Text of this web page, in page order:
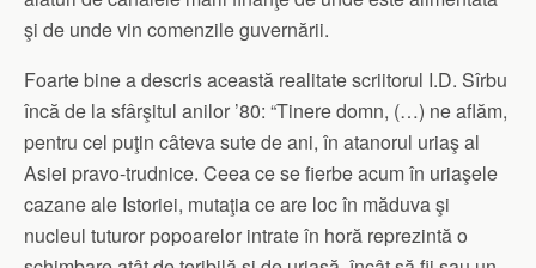
şi de unde vin comenzile guvernării.
Foarte bine a descris această realitate scriitorul I.D. Sîrbu
încă de la sfârşitul anilor ’80: “Tinere domn, (…) ne aflăm,
pentru cel puţin câteva sute de ani, în atanorul uriaş al
Asiei pravo-trudnice. Ceea ce se fierbe acum în uriaşele
cazane ale Istoriei, mutaţia ce are loc în măduva şi
nucleul tuturor popoarelor intrate în horă reprezintă o